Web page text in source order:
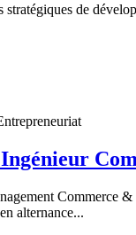
stratégiques de
Commerce &
alternance...